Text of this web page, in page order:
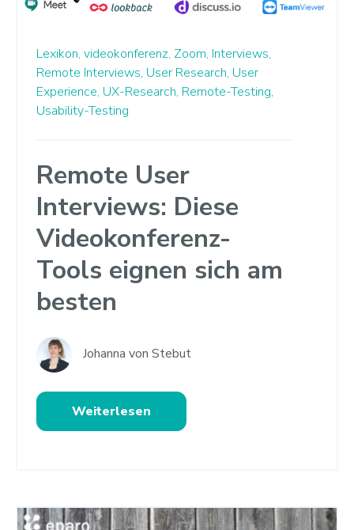
Lexikon, videokonferenz, Zoom, Interviews,
Remote Interviews, User Research, User
Experience, UX-Research, Remote-Testing,
Usability-Testing
Remote User
Interviews: Diese
Videokonferenz-
Tools eignen sich am
besten
Johanna von Stebut
Weiterlesen